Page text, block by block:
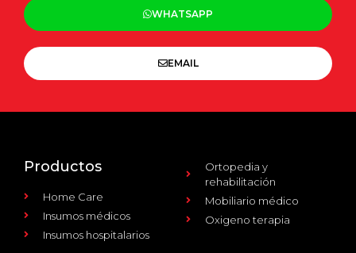
WHATSAPP
EMAIL
Productos
Home Care
Insumos médicos
Insumos hospitalarios
Ortopedia y
rehabilitación
Mobiliario médico
Oxigeno terapia